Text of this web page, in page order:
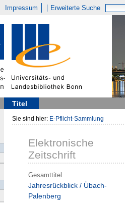
Impressum Erweiterte Suche
Titel
Sie sind hier: E-Pflicht-Sammlung
Elektronische
Zeitschrift
Gesamttitel
Jahresrückblick / Übach-
Palenberg